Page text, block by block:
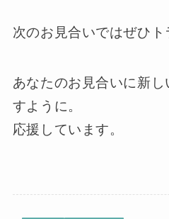
次のお見合いではぜひト
あなたのお見合いに新
すように。
応援しています。